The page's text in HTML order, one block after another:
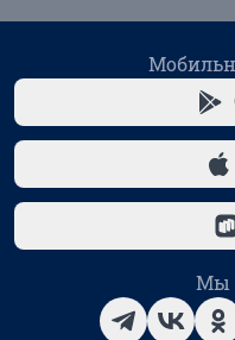
Мы